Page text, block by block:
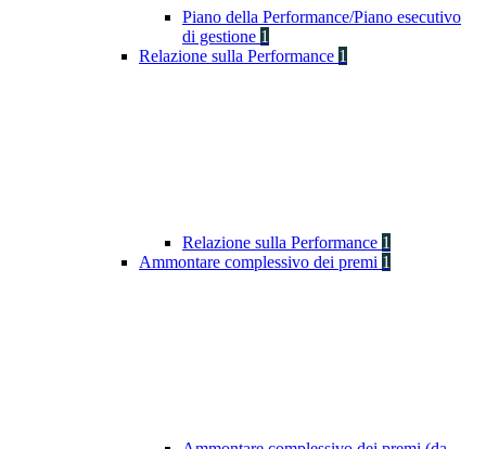
Piano della Performance/Piano esecutivo
di gestione 1
Relazione sulla Performance 1
Relazione sulla Performance 1
Ammontare complessivo dei premi 1